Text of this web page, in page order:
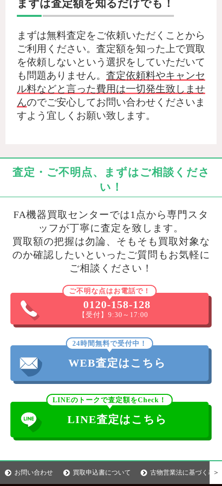
まずは査定額を知るだけでも！
まずは無料査定をご依頼いただくことから
ご利用ください。査定額を知った上で買取
を依頼しないという選択をしていただいて
も問題ありません。 査定依頼料やキャンセ
ル料などと言った費用は一切発生致しませ
んのでご安心してお問い合わせくださいま
すよう宜しくお願い致します。
査定・ご不明点、まずはご相談くださ
い！
FA機器買取センターでは1点から専門スタ
ッフが丁寧に査定を致します。
買取額の把握は勿論、そもそも買取対象な
のか確認したいといったご質問もお気軽に
ご相談ください！
ご不明な点はお電話で！
0120-158-128
【受付】9:30～17:00
24時間無料で受付中！
WEB査定はこちら
LINEのトークで査定額をCheck！
LINE査定はこちら
お問い合わせ 買取申込書について 古物営業法に基づく表示
＞